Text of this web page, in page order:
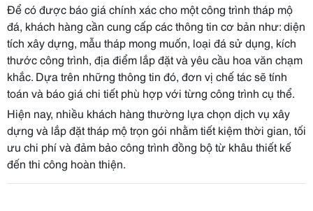
Để có được báo giá chính xác cho một công trình tháp mộ
đá, khách hàng cần cung cấp các thông tin cơ bản như: diện
tích xây dựng, mẫu tháp mong muốn, loại đá sử dụng, kích
thước công trình, địa điểm lắp đặt và yêu cầu hoa văn chạm
khắc. Dựa trên những thông tin đó, đơn vị chế tác sẽ tính
toán và báo giá chi tiết phù hợp với từng công trình cụ thể.
Hiện nay, nhiều khách hàng thường lựa chọn dịch vụ xây
dựng và lắp đặt tháp mộ trọn gói nhằm tiết kiệm thời gian, tối
ưu chi phí và đảm bảo công trình đồng bộ từ khâu thiết kế
đến thi công hoàn thiện.